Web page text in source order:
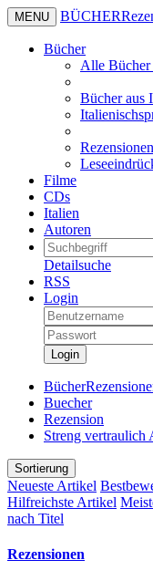
MENU BÜCHER
Bücher
Alle Bücher
Bücher aus
Rezensionen
Filme
CDs
Italien
Autoren
Detailsuche
RSS
Login
Login
Buecher
Rezension
Streng vertraulich
Sortierung
Neueste Artikel
Hilfreichste Artikel
nach Titel
Rezensionen